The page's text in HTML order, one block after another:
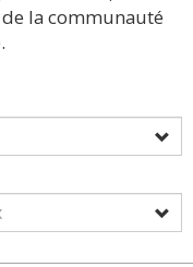
la communauté